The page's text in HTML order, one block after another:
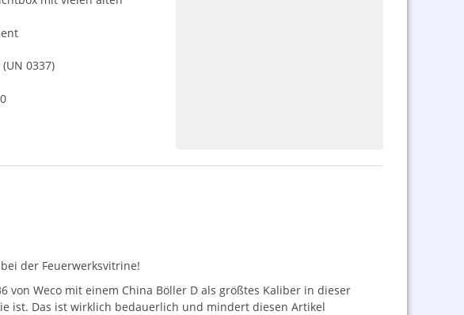
0337)
der Feuerwerksvitrine!
von Weco mit einem China Böller D als größtes Kaliber in dieser
ist. Das ist wirklich bedauerlich und mindert diesen Artikel